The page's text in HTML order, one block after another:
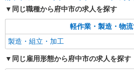
同じ職種から府中市の求人を探す
軽作業・製造・物
製造・組立・加工
同じ雇用形態から府中市の求人を探す